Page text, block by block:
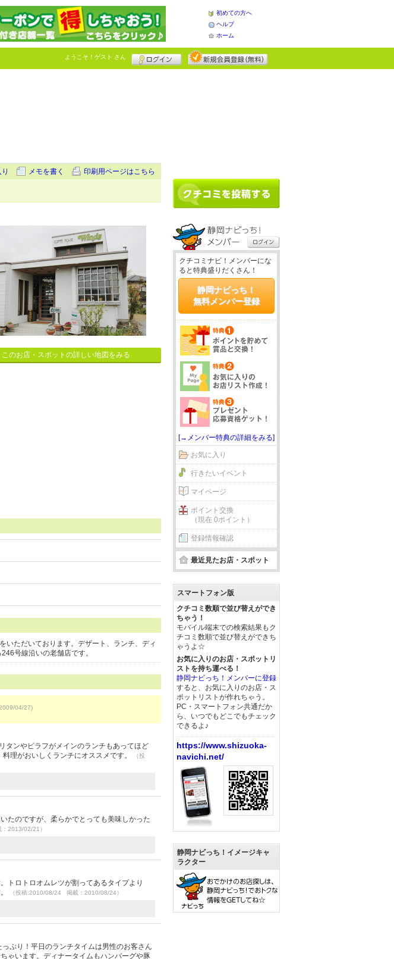
初めての方へ
ヘルプ
ホーム
ようこそ！ ゲスト さん
メモを書く 印刷用ページはこちら
このお店・スポットの詳しい地図をみる
いただいております。デザート、ランチ、ディ
号線沿いの老舗店です。
04/27)
タンやピラフがメインのランチもあってほど
理がおいしくランチにオススメです。
（投
たのですが、柔らかでとっても美味しかった
2013/02/21）
トロトロオムレツが割ってあるタイプより
（投稿:2010/08/24 掲載：2010/08/24）
ぷり！平日のランチタイムは男性のお客さん
ゃいます。ディナータイムもハンバーグや豚
クチコミナビ！メンバーにな
ると特典盛りだくさん！
静岡ナビっち！
無料メンバー登録
[→メンバー特典の詳細をみる]
お気に入り
行きたいイベント
マイページ
ポイント交換
（現在 0ポイント）
登録情報確認
最近見たお店・スポット
スマートフォン版
クチコミ数順で並び替えができ
ちゃう！
モバイル端末での検索結果もク
チコミ数順で並び替えができち
ゃうよ☆
お気に入りのお店・スポットリ
ストを持ち運べる！
静岡ナビっち！メンバーに登録
すると、お気に入りのお店・ス
ポットリストが作れちゃう。
PC・スマートフォン共通だか
ら、いつでもどこでもチェック
できるよ♪
https://www.shizuoka-
navichi.net/
静岡ナビっち！イメージキャ
ラクター